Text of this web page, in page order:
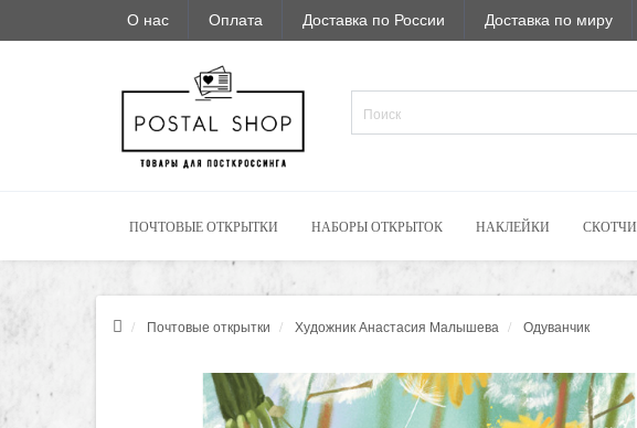
О нас Оплата Доставка по России Доставка по миру
ПОЧТОВЫЕ ОТКРЫТКИ НАБОРЫ ОТКРЫТОК НАКЛЕЙКИ СКОТЧИ
Почтовые открытки Художник Анастасия Малышева Одуванчик